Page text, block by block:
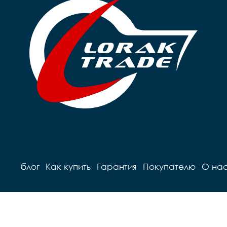
блог Как купить Гарантия Покупателю О